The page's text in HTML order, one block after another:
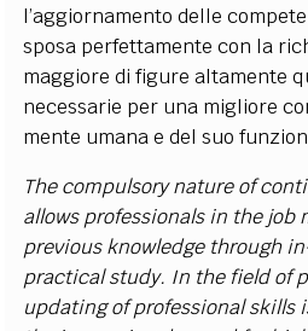
l’aggiornamento delle
sposa perfettamente con la
maggiore di figure altamente
necessarie per una migliore
mente umana e del suo
The compulsory nature of
allows professionals in the job
previous knowledge through
practical study. In the field of
updating of professional skills